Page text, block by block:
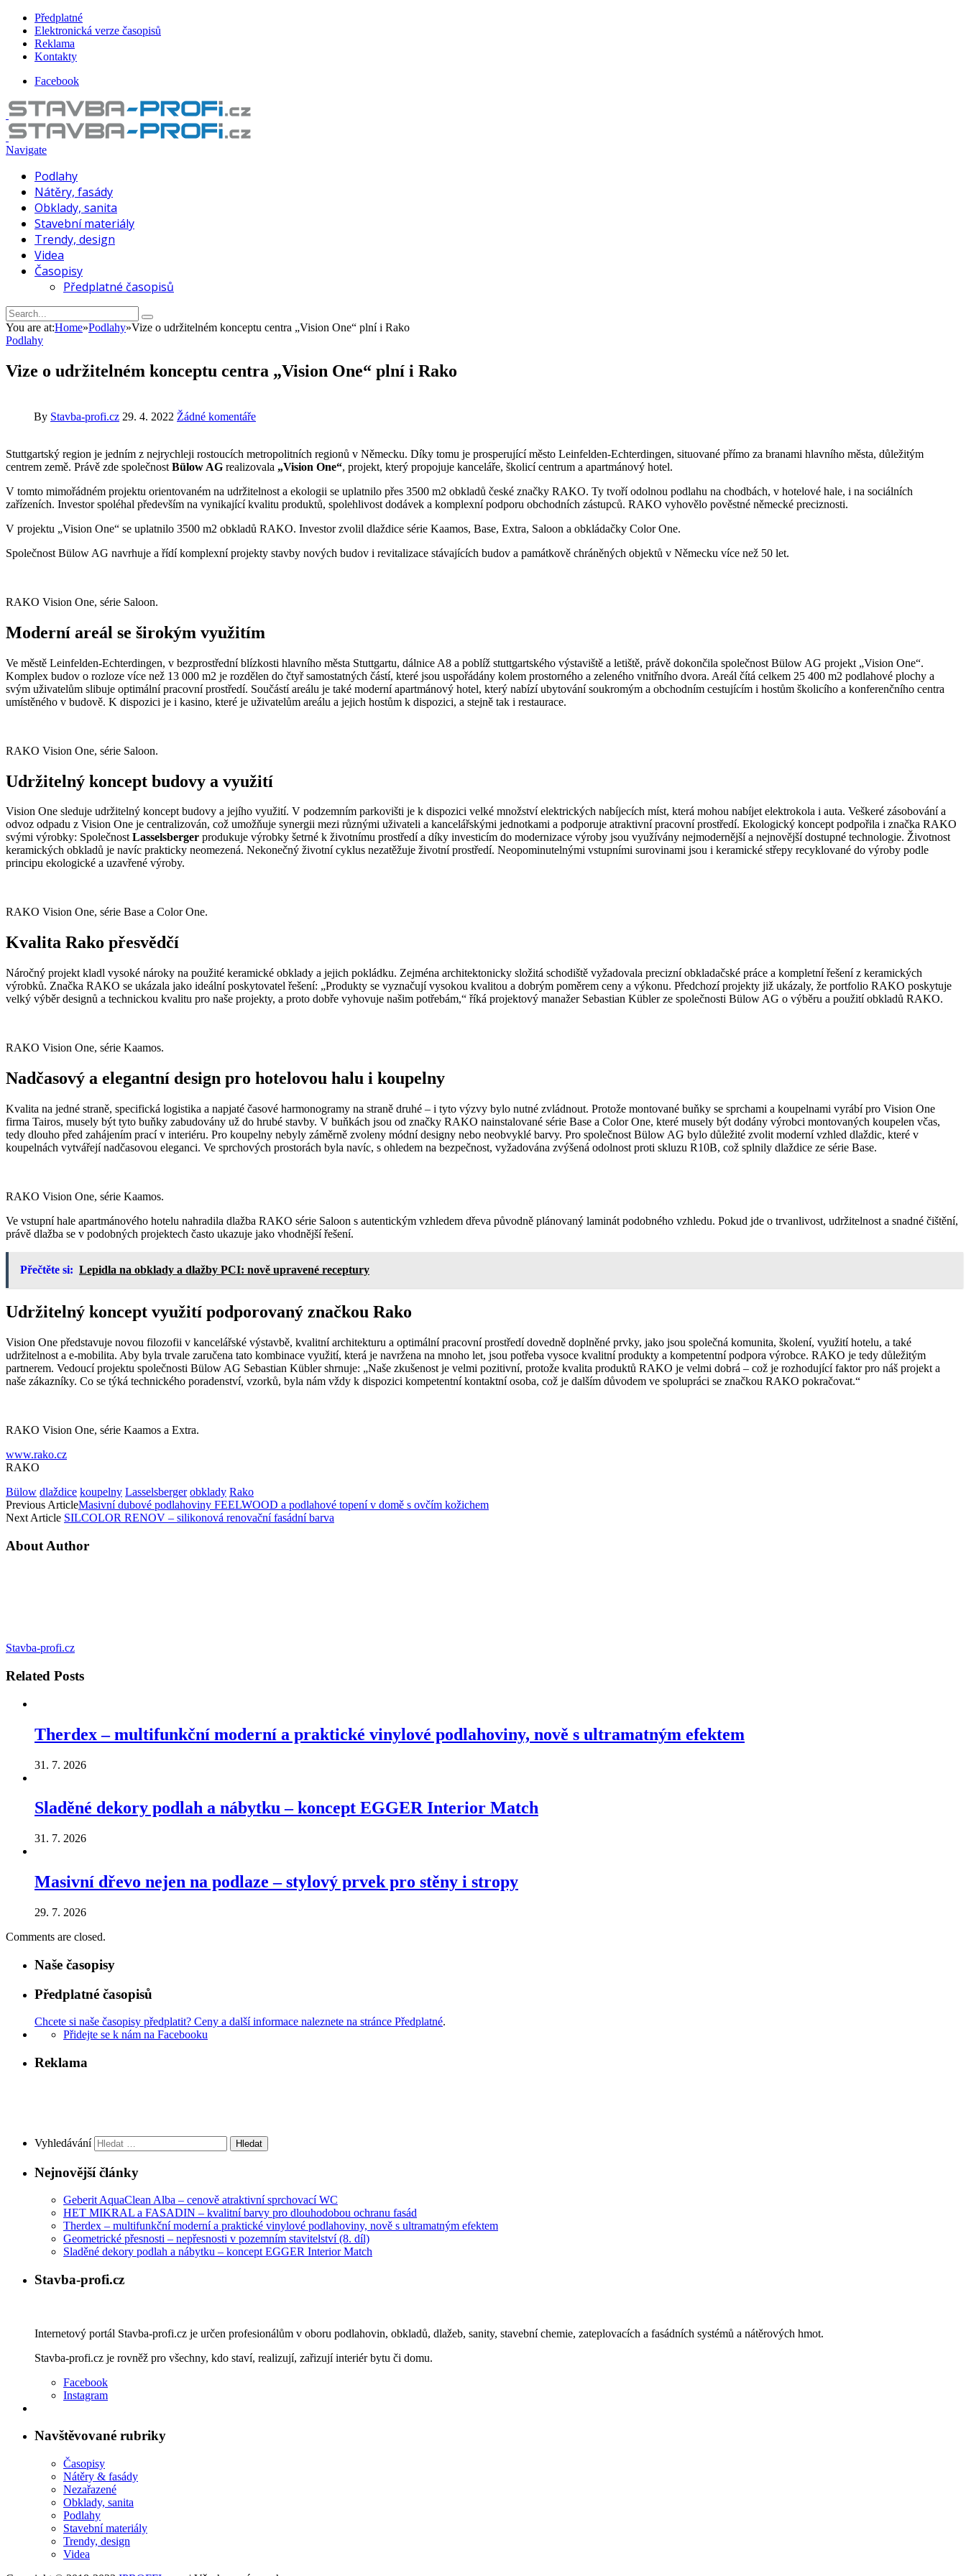
Předplatné
Elektronická verze časopisů
Reklama
Kontakty
Facebook
Navigate
Podlahy
Nátěry, fasády
Obklady, sanita
Stavební materiály
Trendy, design
Videa
Časopisy
Předplatné časopisů
You are at:Home»Podlahy»Vize o udržitelném konceptu centra „Vision One“ plní i Rako
Podlahy
Vize o udržitelném konceptu centra „Vision One“ plní i Rako
By Stavba-profi.cz 29. 4. 2022 Žádné komentáře
Stuttgartský region je jedním z nejrychleji rostoucích metropolitních regionů v Německu. Díky tomu je prosperující město Leinfelden-Echterdingen, situované přímo za branami hlavního města, důležitým
centrem země. Právě zde společnost Bülow AG realizovala „Vision One“, projekt, který propojuje kanceláře, školicí centrum a apartmánový hotel.
V tomto mimořádném projektu orientovaném na udržitelnost a ekologii se uplatnilo přes 3500 m2 obkladů české značky RAKO. Ty tvoří odolnou podlahu na chodbách, v hotelové hale, i na sociálních
zařízeních. Investor spoléhal především na vynikající kvalitu produktů, spolehlivost dodávek a komplexní podporu obchodních zástupců. RAKO vyhovělo pověstné německé preciznosti.
V projektu „Vision One“ se uplatnilo 3500 m2 obkladů RAKO. Investor zvolil dlaždice série Kaamos, Base, Extra, Saloon a obkládačky Color One.
Společnost Bülow AG navrhuje a řídí komplexní projekty stavby nových budov i revitalizace stávajících budov a památkově chráněných objektů v Německu více než 50 let.
RAKO Vision One, série Saloon.
Moderní areál se širokým využitím
Ve městě Leinfelden-Echterdingen, v bezprostřední blízkosti hlavního města Stuttgartu, dálnice A8 a poblíž stuttgartského výstaviště a letiště, právě dokončila společnost Bülow AG projekt „Vision One“.
Komplex budov o rozloze více než 13 000 m2 je rozdělen do čtyř samostatných částí, které jsou uspořádány kolem prostorného a zeleného vnitřního dvora. Areál čítá celkem 25 400 m2 podlahové plochy a
svým uživatelům slibuje optimální pracovní prostředí. Součástí areálu je také moderní apartmánový hotel, který nabízí ubytování soukromým a obchodním cestujícím i hostům školicího a konferenčního centra
umístěného v budově. K dispozici je i kasino, které je uživatelům areálu a jejich hostům k dispozici, a stejně tak i restaurace.
RAKO Vision One, série Saloon.
Udržitelný koncept budovy a využití
Vision One sleduje udržitelný koncept budovy a jejího využití. V podzemním parkovišti je k dispozici velké množství elektrických nabíjecích míst, která mohou nabíjet elektrokola i auta. Veškeré zásobování a
odvoz odpadu z Vision One je centralizován, což umožňuje synergii mezi různými uživateli a kancelářskými jednotkami a podporuje atraktivní pracovní prostředí. Ekologický koncept podpořila i značka RAKO
svými výrobky: SpolečnostLasselsberger produkuje výrobky šetrné k životnímu prostředí a díky investicím do modernizace výroby jsou využívány nejmodernější a nejnovější dostupné technologie. Životnost
keramických obkladů je navíc prakticky neomezená. Nekonečný životní cyklus nezatěžuje životní prostředí. Neopominutelnými vstupními surovinami jsou i keramické střepy recyklované do výroby podle
principu ekologické a uzavřené výroby.
RAKO Vision One, série Base a Color One.
Kvalita Rako přesvědčí
Náročný projekt kladl vysoké nároky na použité keramické obklady a jejich pokládku. Zejména architektonicky složitá schodiště vyžadovala precizní obkladačské práce a kompletní řešení z keramických
výrobků. Značka RAKO se ukázala jako ideální poskytovatel řešení: „Produkty se vyznačují vysokou kvalitou a dobrým poměrem ceny a výkonu. Předchozí projekty již ukázaly, že portfolio RAKO poskytuje
velký výběr designů a technickou kvalitu pro naše projekty, a proto dobře vyhovuje našim potřebám,“ říká projektový manažer Sebastian Kübler ze společnosti Bülow AG o výběru a použití obkladů RAKO.
RAKO Vision One, série Kaamos.
Nadčasový a elegantní design pro hotelovou halu i koupelny
Kvalita na jedné straně, specifická logistika a napjaté časové harmonogramy na straně druhé – i tyto výzvy bylo nutné zvládnout. Protože montované buňky se sprchami a koupelnami vyrábí pro Vision One
firma Tairos, musely být tyto buňky zabudovány už do hrubé stavby. V buňkách jsou od značky RAKO nainstalované série Base a Color One, které musely být dodány výrobci montovaných koupelen včas,
tedy dlouho před zahájením prací v interiéru. Pro koupelny nebyly záměrně zvoleny módní designy nebo neobvyklé barvy. Pro společnost Bülow AG bylo důležité zvolit moderní vzhled dlaždic, které v
koupelnách vytvářejí nadčasovou eleganci. Ve sprchových prostorách byla navíc, s ohledem na bezpečnost, vyžadována zvýšená odolnost proti skluzu R10B, což splnily dlaždice ze série Base.
RAKO Vision One, série Kaamos.
Ve vstupní hale apartmánového hotelu nahradila dlažba RAKO série Saloon s autentickým vzhledem dřeva původně plánovaný laminát podobného vzhledu. Pokud jde o trvanlivost, udržitelnost a snadné čištění,
právě dlažba se v podobných projektech často ukazuje jako vhodnější řešení.
Přečtěte si: Lepidla na obklady a dlažby PCI: nově upravené receptury
Udržitelný koncept využití podporovaný značkou Rako
Vision One představuje novou filozofii v kancelářské výstavbě, kvalitní architekturu a optimální pracovní prostředí dovedně doplněné prvky, jako jsou společná komunita, školení, využití hotelu, a také
udržitelnost a e-mobilita. Aby byla trvale zaručena tato kombinace využití, která je navržena na mnoho let, jsou potřeba vysoce kvalitní produkty a kompetentní podpora výrobce. RAKO je tedy důležitým
partnerem. Vedoucí projektu společnosti Bülow AG Sebastian Kübler shrnuje: „Naše zkušenost je velmi pozitivní, protože kvalita produktů RAKO je velmi dobrá – což je rozhodující faktor pro náš projekt a
naše zákazníky. Co se týká technického poradenství, vzorků, byla nám vždy k dispozici kompetentní kontaktní osoba, což je dalším důvodem ve spolupráci se značkou RAKO pokračovat.“
RAKO Vision One, série Kaamos a Extra.
www.rako.cz
RAKO
Bülow dlaždice koupelny Lasselsberger obklady Rako
Previous ArticleMasivní dubové podlahoviny FEELWOOD a podlahové topení v domě s ovčím kožichem
Next Article SILCOLOR RENOV – silikonová renovační fasádní barva
About Author
Stavba-profi.cz
Related Posts
Therdex – multifunkční moderní a praktické vinylové podlahoviny, nově s ultramatným efektem
31. 7. 2026
Sladěné dekory podlah a nábytku – koncept EGGER Interior Match
31. 7. 2026
Masivní dřevo nejen na podlaze – stylový prvek pro stěny i stropy
29. 7. 2026
Comments are closed.
Naše časopisy
Předplatné časopisů
Chcete si naše časopisy předplatit? Ceny a další informace naleznete na stránce Předplatné.
Přidejte se k nám na Facebooku
Reklama
Vyhledávání
Nejnovější články
Geberit AquaClean Alba – cenově atraktivní sprchovací WC
HET MIKRAL a FASADIN – kvalitní barvy pro dlouhodobou ochranu fasád
Therdex – multifunkční moderní a praktické vinylové podlahoviny, nově s ultramatným efektem
Geometrické přesnosti – nepřesnosti v pozemním stavitelství (8. díl)
Sladěné dekory podlah a nábytku – koncept EGGER Interior Match
Stavba-profi.cz
Internetový portál Stavba-profi.cz je určen profesionálům v oboru podlahovin, obkladů, dlažeb, sanity, stavební chemie, zateplovacích a fasádních systémů a nátěrových hmot.
Stavba-profi.cz je rovněž pro všechny, kdo staví, realizují, zařizují interiér bytu či domu.
Facebook
Instagram
Navštěvované rubriky
Časopisy
Nátěry & fasády
Nezařazené
Obklady, sanita
Podlahy
Stavební materiály
Trendy, design
Videa